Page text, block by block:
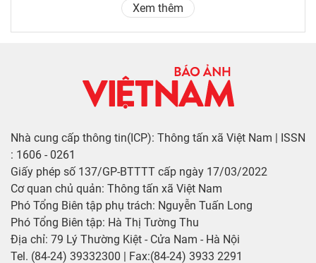
Xem thêm
Nhà cung cấp thông tin(ICP): Thông tấn xã Việt Nam | ISSN
: 1606 - 0261
Giấy phép số 137/GP-BTTTT cấp ngày 17/03/2022
Cơ quan chủ quản: Thông tấn xã Việt Nam
Phó Tổng Biên tập phụ trách: Nguyễn Tuấn Long
Phó Tổng Biên tập: Hà Thị Tường Thu
Địa chỉ: 79 Lý Thường Kiệt - Cửa Nam - Hà Nội
Tel. (84-24) 39332300 | Fax:(84-24) 3933 2291